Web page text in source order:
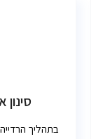
בתהליך